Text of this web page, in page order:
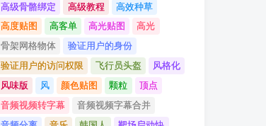
高级骨骼绑定
高级教程
高效种草
高度贴图
高客单 高光贴图
高光
骨架网格物体
验证用户的身份
验证用户的访问权限
飞行员头盔
风格化
风味版
风 颜色贴图 颗粒
顶点
音频视频转字幕
音频视频字幕合并